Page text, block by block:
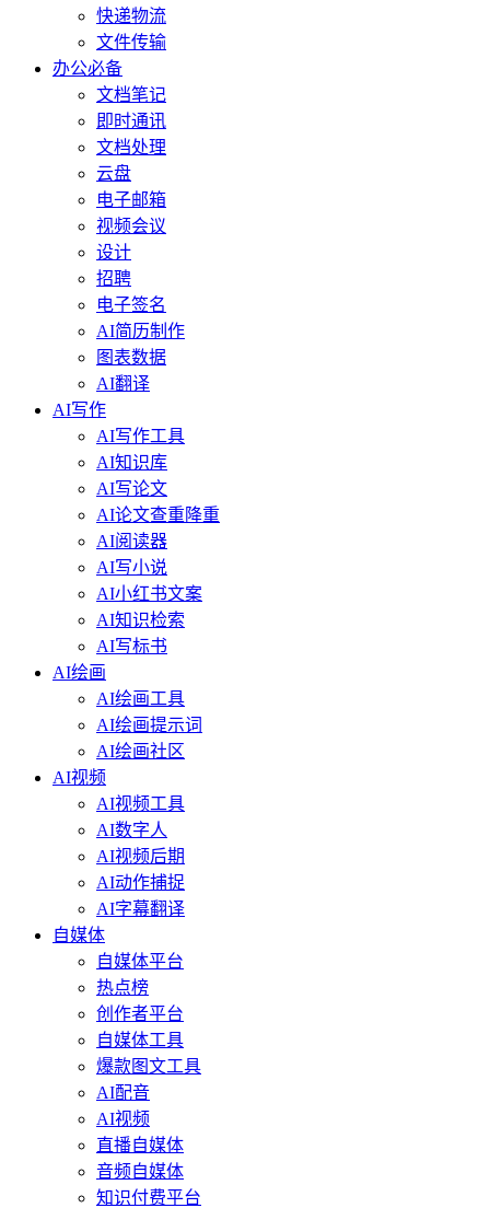
快递物流
文件传输
办公必备
文档笔记
即时通讯
文档处理
云盘
电子邮箱
视频会议
设计
招聘
电子签名
AI简历制作
图表数据
AI翻译
AI写作
AI写作工具
AI知识库
AI写论文
AI论文查重降重
AI阅读器
AI写小说
AI小红书文案
AI知识检索
AI写标书
AI绘画
AI绘画工具
AI绘画提示词
AI绘画社区
AI视频
AI视频工具
AI数字人
AI视频后期
AI动作捕捉
AI字幕翻译
自媒体
自媒体平台
热点榜
创作者平台
自媒体工具
爆款图文工具
AI配音
AI视频
直播自媒体
音频自媒体
知识付费平台